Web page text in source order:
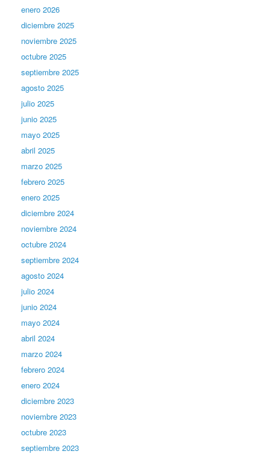
enero 2026
diciembre 2025
noviembre 2025
octubre 2025
septiembre 2025
agosto 2025
julio 2025
junio 2025
mayo 2025
abril 2025
marzo 2025
febrero 2025
enero 2025
diciembre 2024
noviembre 2024
octubre 2024
septiembre 2024
agosto 2024
julio 2024
junio 2024
mayo 2024
abril 2024
marzo 2024
febrero 2024
enero 2024
diciembre 2023
noviembre 2023
octubre 2023
septiembre 2023